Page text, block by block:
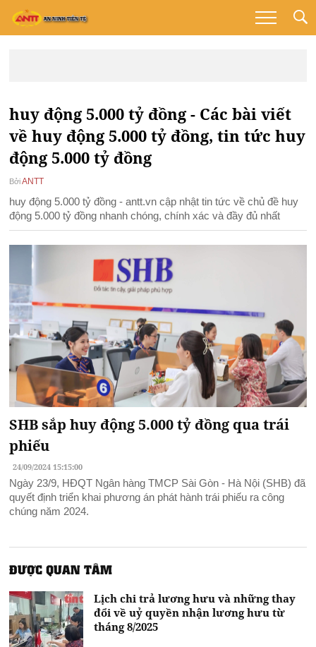
huy động 5.000 tỷ đồng - Các bài viết
về huy động 5.000 tỷ đồng, tin tức huy
động 5.000 tỷ đồng
Bởi ANTT
huy động 5.000 tỷ đồng - antt.vn cập nhật tin tức về chủ đề huy
động 5.000 tỷ đồng nhanh chóng, chính xác và đầy đủ nhất
SHB sắp huy động 5.000 tỷ đồng qua trái
phiếu
24/09/2024 15:15:00
Ngày 23/9, HĐQT Ngân hàng TMCP Sài Gòn - Hà Nội (SHB) đã
quyết định triển khai phương án phát hành trái phiếu ra công
chúng năm 2024.
ĐƯỢC QUAN TÂM
Lịch chi trả lương hưu và những thay
đổi về uỷ quyền nhận lương hưu từ
tháng 8/2025